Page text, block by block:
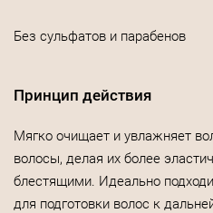
Без сульфатов и парабенов
Принцип действия
Мягко очищает и увлажняет
волосы, делая их более
блестящими. Идеально
для подготовки волос к